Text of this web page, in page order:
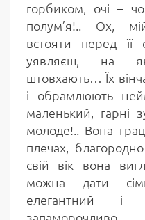
горбиком, очі –
полум’я!.. Ох,
встояти перед
уявляєш, на
штовхають… Їх
і обрамлюють
маленький, гарні
молоде!.. Вона
плечах,
свій вік вона
можна дати
елегантний